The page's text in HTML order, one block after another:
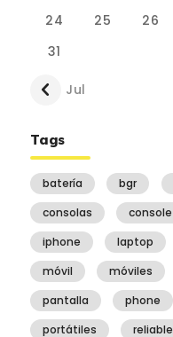
24
25 26
31
« Jul
Tags
batería bgr
consolas
console
iphone
laptop
móvil
móviles
pantalla
phone
portátiles
reliable